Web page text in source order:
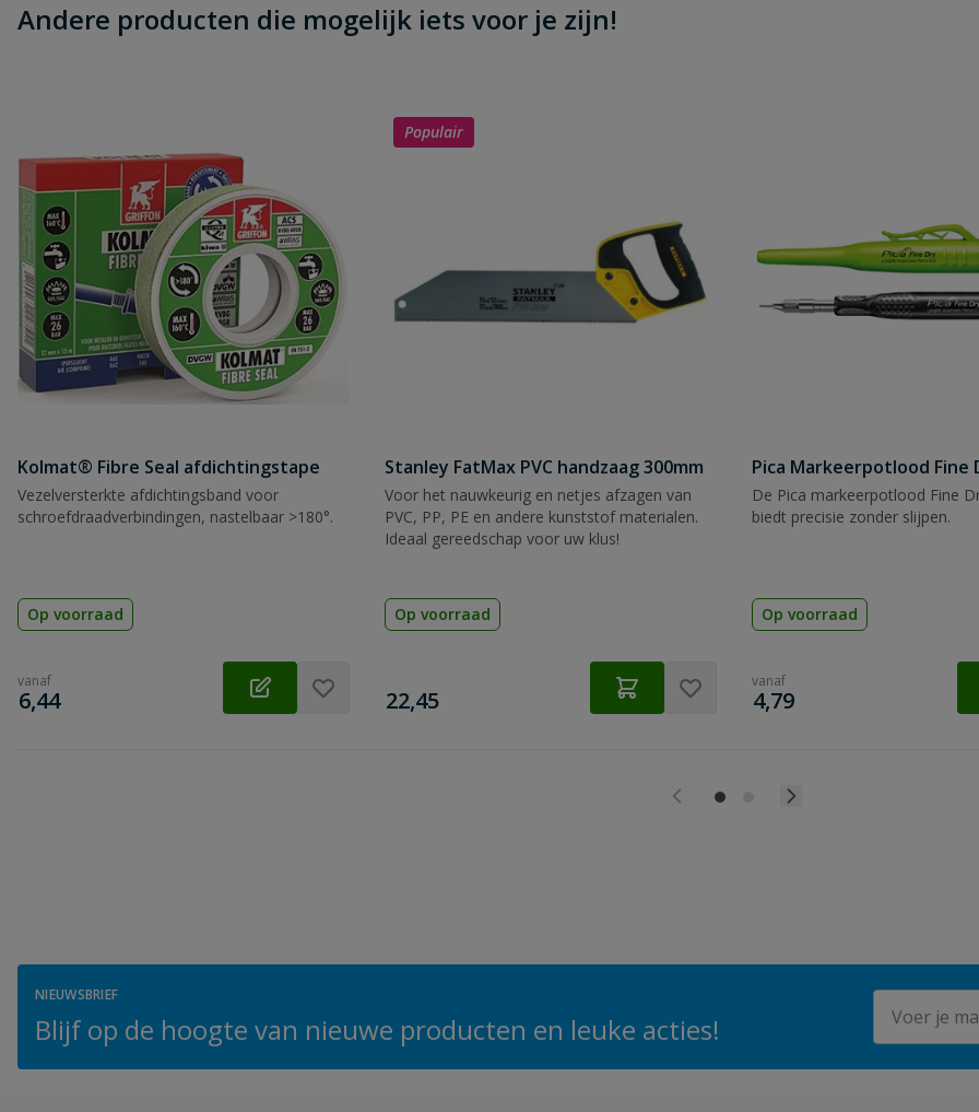
Andere producten die mogelijk iets voor je zijn!
Kolmat® Fibre Seal afdichtingstape
Vezelversterkte afdichtingsband voor
schroefdraadverbindingen, nastelbaar >180°.
Op voorraad
vanaf
€
6,44
Populair
Stanley FatMax PVC handzaag 300mm
Voor het nauwkeurig en netjes afzagen van
PVC, PP, PE en andere kunststof materialen.
Ideaal gereedschap voor uw klus!
Op voorraad
€
22,45
Pica Markeerpotlood Fine
De Pica markeerpotlood Fine
biedt precisie zonder slijpen.
Op voorraad
vanaf
€
4,79
NIEUWSBRIEF
Blijf op de hoogte van nieuwe producten en leuke acties!